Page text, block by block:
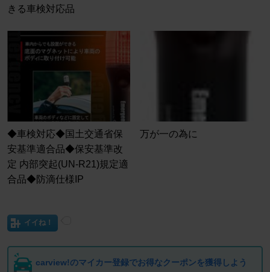
きる車検対応品
◆車検対応◆国土交通省保
安基準適合品◆保安基準改
定 内部突起(UN-R21)規定適
合品◆防滴仕様IP
万が一の為に
イイね！
carview!のマイカー登録でお得なクーポンを獲得しよう